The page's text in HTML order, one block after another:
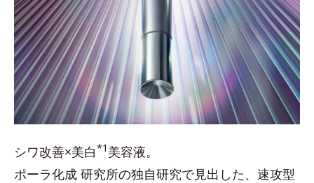
シワ改善×美白*1 美容液。
ポーラ化成 研究所の独自研究で見出した、速攻型